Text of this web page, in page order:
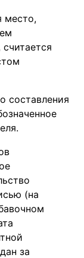
место,
составления
(на
за